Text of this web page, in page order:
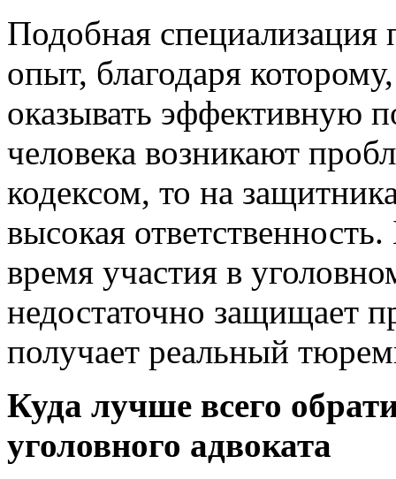
Подобная специализация
опыт, благодаря
оказывать эффективную
человека возникают
кодексом, то на
высокая
время участия в
недостаточно защищает
получает реальный
Куда лучше всего
уголовного адвоката